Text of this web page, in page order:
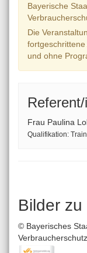
Präsenz
Zurücksetzen
Nov 2026
12
Bayerische
Die
und ohne
Referent/
Frau Paulina
Qualifikation:
Bilder
© Bayerisches
Verbraucherschutz